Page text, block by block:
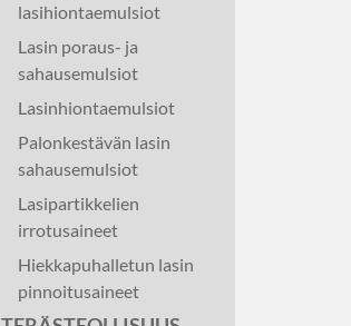
lasihiontaemulsiot
Lasin poraus- ja
sahausemulsiot
Lasinhiontaemulsiot
Palonkestävän lasin
sahausemulsiot
Lasipartikkelien
irrotusaineet
Hiekkapuhalletun lasin
pinnoitusaineet